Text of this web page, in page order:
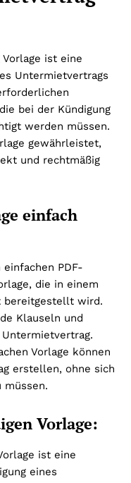
ist eine
Untermietvertrags
bei der Kündigung
werden müssen.
gewährleistet,
und rechtmäßig
einfach
PDF-
die in einem
bereitgestellt wird.
Klauseln und
Vorlage können
erstellen, ohne sich
müssen.
Vorlage:
ist eine
eines